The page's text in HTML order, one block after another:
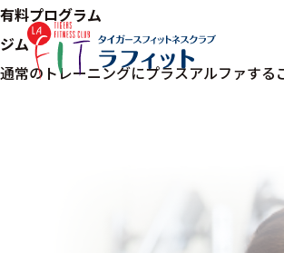
有料プログラム
ジム
通常のトレーニングにプラスアルファす